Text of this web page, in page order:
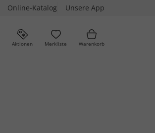
Online-Katalog Unsere App
Aktionen Merkliste Warenkorb